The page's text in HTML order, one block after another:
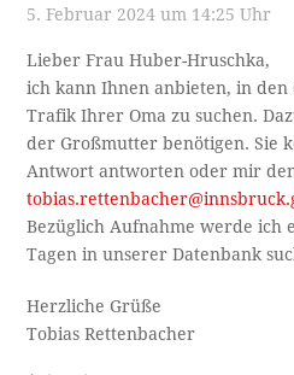
5. Februar 2024 um 14:25 Uhr
Lieber Frau Huber-Hruschka,
ich kann Ihnen anbieten, in
Trafik Ihrer Oma zu suchen.
der Großmutter benötigen. Sie
Antwort antworten oder mir
Bezüglich Aufnahme werde ich
Tagen in unserer Datenbank
Herzliche Grüße
Tobias Rettenbacher